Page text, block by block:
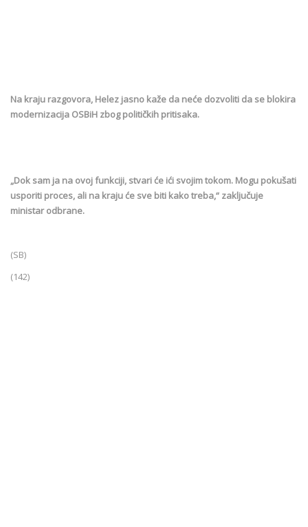
Na kraju razgovora, Helez jasno kaže da neće dozvoliti da se blokira
modernizacija OSBiH zbog političkih pritisaka.
„Dok sam ja na ovoj funkciji, stvari će ići svojim tokom. Mogu pokušati
usporiti proces, ali na kraju će sve biti kako treba,“ zaključuje
ministar odbrane.
(SB)
(142)